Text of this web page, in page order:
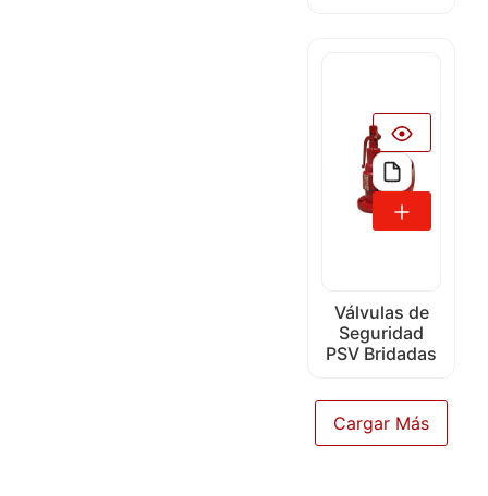
Válvulas de
Seguridad
PSV Bridadas
Cargar Más